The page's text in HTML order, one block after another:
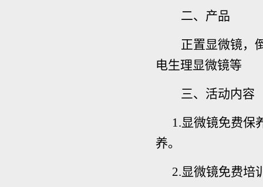
二、产品
正置显微镜，
电生理显微镜等
三、活动内容
1.显微镜免费保
养。
2.显微镜免费培